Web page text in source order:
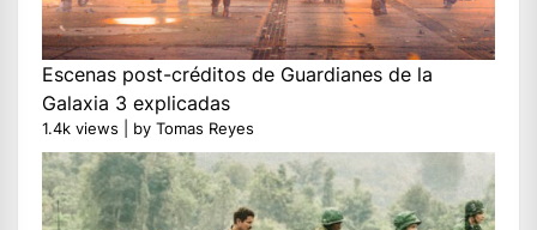
Escenas post-créditos de Guardianes de la
Galaxia 3 explicadas
1.4k views by Tomas Reyes